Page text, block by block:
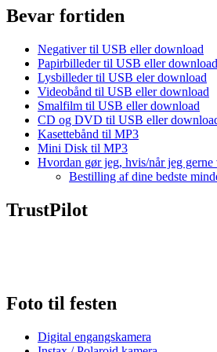
Bevar fortiden
Negativer til USB eller download
Papirbilleder til USB eller download
Lysbilleder til USB eler download
Videobånd til USB eller download
Smalfilm til USB eller download
CD og DVD til USB eller
Kasettebånd til MP3
Mini Disk til MP3
Hvordan gør jeg, hvis/når jeg
Bestilling af dine bedste
TrustPilot
Foto til festen
Digital engangskamera